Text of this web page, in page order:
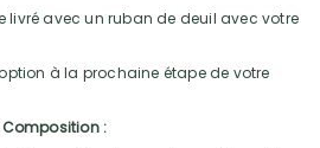
livré avec un ruban de deuil avec votre
à la prochaine étape de votre
Composition :